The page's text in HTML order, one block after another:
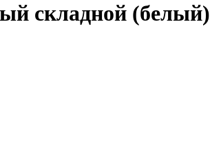
складной (белый)